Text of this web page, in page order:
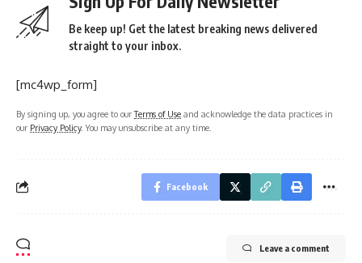
Be keep up! Get the latest breaking news delivered
straight to your inbox.
[mc4wp_form]
By signing up, you agree to ourTerms of Use and acknowledge the data practices in
our Privacy Policy. You may unsubscribe at any time.
Facebook
Leave a comment